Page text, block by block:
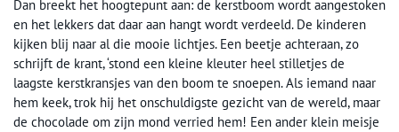
Dan breekt het hoogtepunt aan: de kerstboom wordt aangestoken
en het lekkers dat daar aan hangt wordt verdeeld. De kinderen
kijken blij naar al die mooie lichtjes. Een beetje achteraan, zo
schrijft de krant, ‘stond een kleine kleuter heel stilletjes de
laagste kerstkransjes van den boom te snoepen. Als iemand naar
hem keek, trok hij het onschuldigste gezicht van de wereld, maar
de chocolade om zijn mond verried hem! Een ander klein meisje